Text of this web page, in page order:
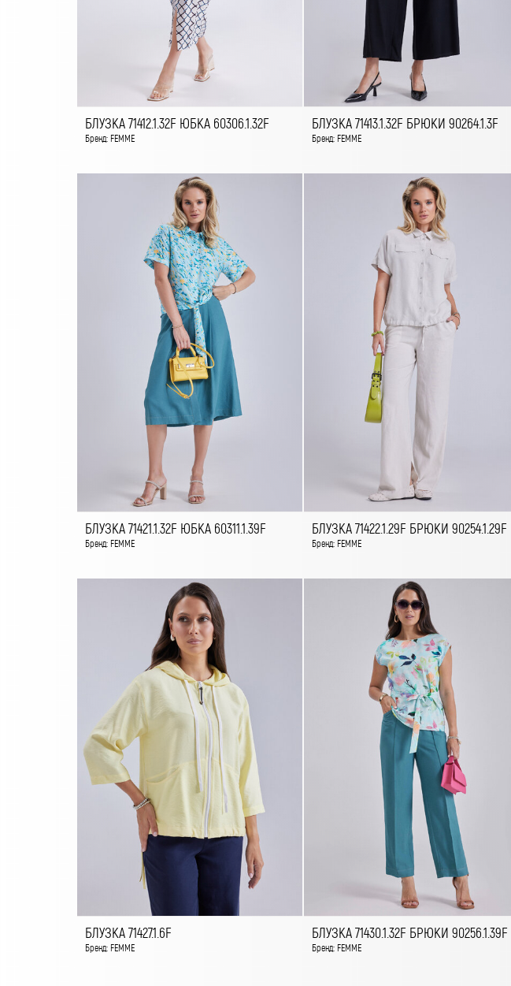
БЛУЗКА 71412.1.32F ЮБКА 60306.1.32F
Бренд: FEMME
БЛУЗКА 71413.1.32F БРЮКИ 90264.1.3F
Бренд: FEMME
БЛУЗКА 71421.1.32F ЮБКА 60311.1.39F
Бренд: FEMME
БЛУЗКА 71422.1.29F БРЮКИ 90254.1.29F
Бренд: FEMME
БЛУЗКА 71427.1.6F
Бренд: FEMME
БЛУЗКА 71430.1.32F БРЮКИ 90256.1.39F
Бренд: FEMME